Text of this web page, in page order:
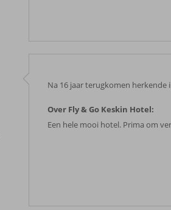
Na 16 jaar terugkomen herkende
Over Fly & Go Keskin Hotel:
Een hele mooi hotel. Prima om